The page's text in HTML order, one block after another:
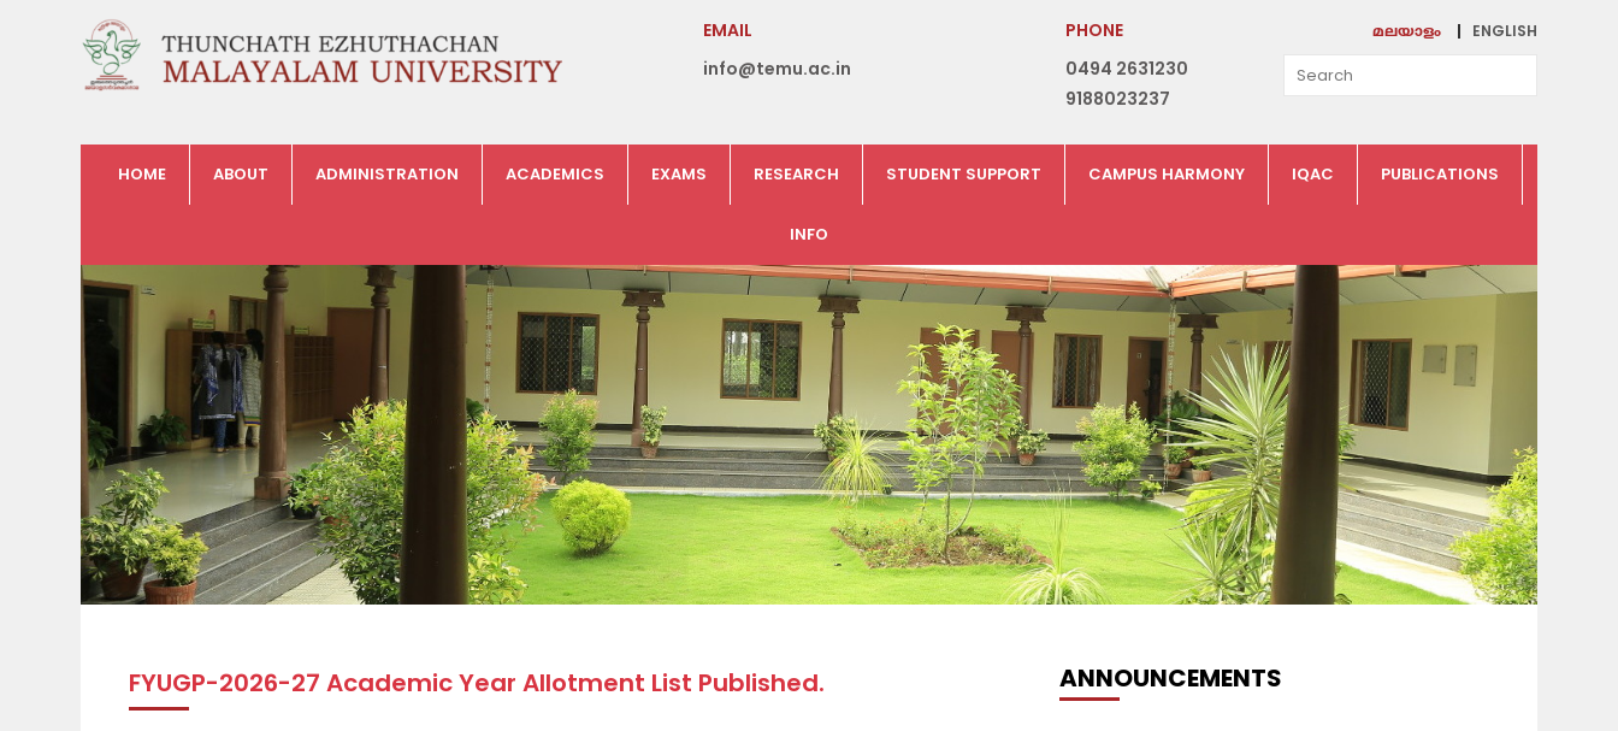
EMAIL
info@temu.ac.in
PHONE
0494 2631230
9188023237
മലയാളം ENGLISH
HOME ABOUT ADMINISTRATION ACADEMICS EXAMS RESEARCH STUDENT SUPPORT CAMPUS HARMONY IQAC PUBLICATIONS
INFO
FYUGP-2026-27 Academic Year Allotment List Published. ANNOUNCEMENTS